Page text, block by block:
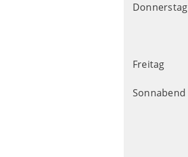
Donnerstag
Freitag
Sonnabend